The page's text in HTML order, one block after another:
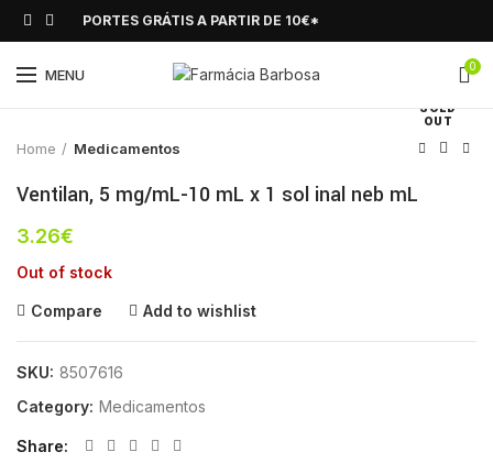
PORTES GRÁTIS A PARTIR DE 10€*
MENU 0
SOLD
OUT
Click to enlarge
Home Medicamentos
Ventilan, 5 mg/mL-10 mL x 1 sol inal neb mL
3.26€
Out of stock
Compare Add to wishlist
SKU: 8507616
Category: Medicamentos
Share